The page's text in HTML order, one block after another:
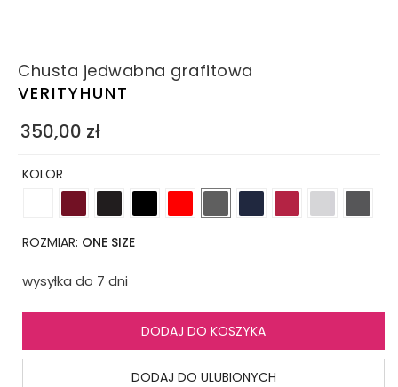
Chusta jedwabna grafitowa
VERITYHUNT
350,00 zł
KOLOR
ROZMIAR: ONE SIZE
wysyłka do 7 dni
DODAJ DO KOSZYKA
DODAJ DO ULUBIONYCH